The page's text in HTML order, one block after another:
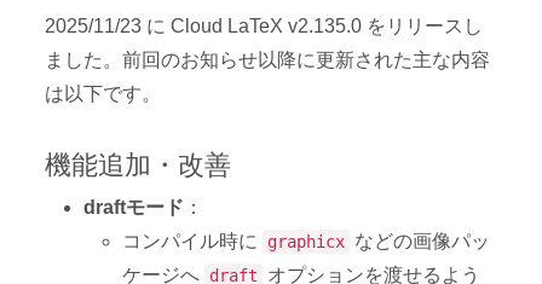
draftモード ：
コンパイル時に
graphicx などの画像パッ
ケージへ draft
オプションを渡せるよう